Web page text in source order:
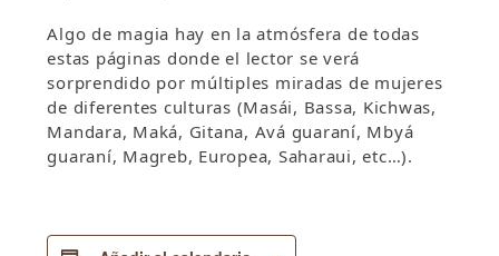
Algo de magia hay en la atmósfera de todas
estas páginas donde el lector se verá
sorprendido por múltiples miradas de mujeres
de diferentes culturas (Masái, Bassa, Kichwas,
Mandara, Maká, Gitana, Avá guaraní, Mbyá
guaraní, Magreb, Europea, Saharaui, etc…).